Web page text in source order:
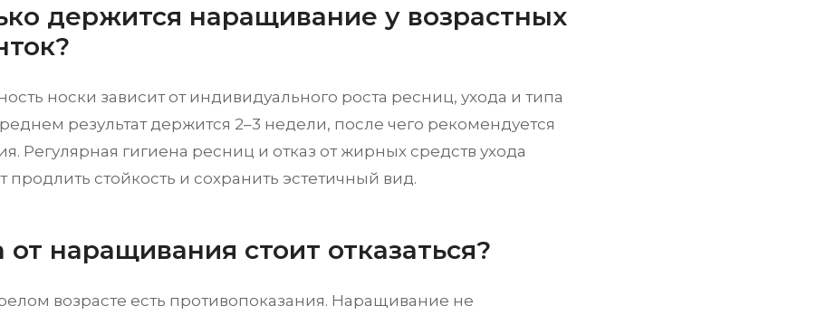
держится наращивание у возрастных
носки зависит от индивидуального роста ресниц, ухода и типа
результат держится 2–3 недели, после чего рекомендуется
Регулярная гигиена ресниц и отказ от жирных средств ухода
продлить стойкость и сохранить эстетичный вид.
от наращивания стоит отказаться?
возрасте есть противопоказания. Наращивание не